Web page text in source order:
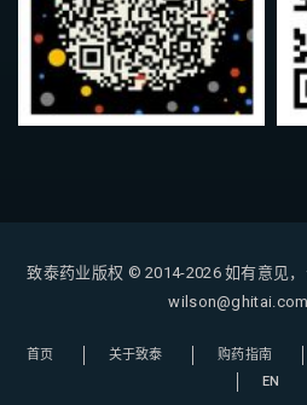
致泰药业版权 © 2014-2026如有意见，
wilson@ghitai.com
首页 关于致泰 购药指南
EN